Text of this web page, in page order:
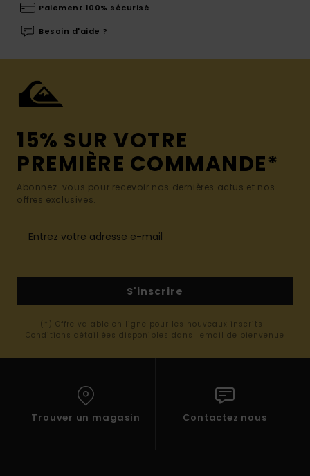
Paiement 100% sécurisé
Besoin d'aide ?
15% SUR VOTRE
PREMIÈRE COMMANDE*
Abonnez-vous pour recevoir nos dernières actus et nos
offres exclusives.
S'inscrire
(*) Offre valable en ligne pour les nouveaux inscrits -
Conditions détaillées disponibles dans l'email de bienvenue
Trouver un magasin Contactez nous